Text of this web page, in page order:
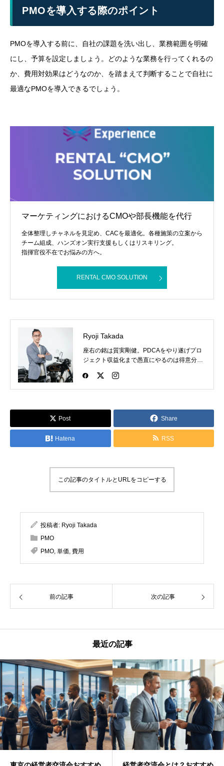
PMOを導入する際のポイント
PMOを導入する前に、自社の課題を洗い出し、業務範囲を明確
にし、予算を設定しましょう。どのような業務を行ってくれるの
か、費用対効果はどうなのか、を踏まえて判断することで自社に
最適なPMOを導入できるでしょう。
マーケティングにおけるCMOや部長機能を代行
全体整理しチャネルを見定め、CACを最適化。各種施策の立案から
チーム組成、ハンズオン実行支援もしくはリスキリング。
指揮官役不在でお悩みの方へ。
RENTAL CMO SOLUTION
Ryoji Takada
座右の銘は質実剛健。PDCAをやり遂げプロ
ジェクト収益化まで愚直にやるのは得意分
った時の名残。バイクとファッションと格闘
技が好き。
Post Share
Hatena RSS
この記事のタイトルとURLをコピーする
投稿者: Ryoji Takada
PMO
PMO, 単価, 費用
前の記事 次の記事
最近の記事